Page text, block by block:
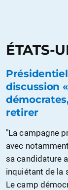
ÉTATS-
discussion
retirer
"La campagne
avec
sa candidature
inquiétant de la
Le camp